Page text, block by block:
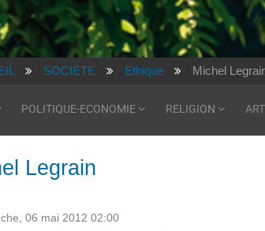
SOCIETE Ethique Michel
POLITIQUE-ECONOMIE RELIGION
Legrain
06 mai 2012 02:00